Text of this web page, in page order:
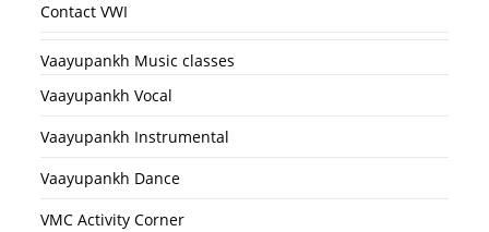
Contact VWI
Vaayupankh Music classes
Vaayupankh Vocal
Vaayupankh Instrumental
Vaayupankh Dance
VMC Activity Corner